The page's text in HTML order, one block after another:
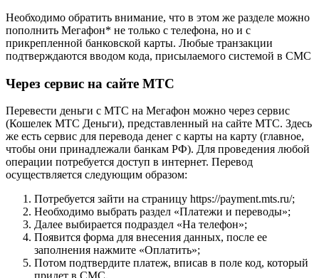
Необходимо обратить внимание, что в этом же разделе можно
пополнить Мегафон* не только с телефона, но и с
прикрепленной банковской карты. Любые транзакции
подтверждаются вводом кода, присылаемого системой в СМС
Через сервис на сайте МТС
Перевести деньги с МТС на Мегафон можно через сервис
(Кошелек МТС Деньги), представленный на сайте МТС. Здесь
же есть сервис для перевода денег с карты на карту (главное,
чтобы они принадлежали банкам РФ). Для проведения любой
операции потребуется доступ в интернет. Перевод
осуществляется следующим образом:
Потребуется зайти на страницу https://payment.mts.ru/;
Необходимо выбрать раздел «Платежи и переводы»;
Далее выбирается подраздел «На телефон»;
Появится форма для внесения данных, после ее
заполнения нажмите «Оплатить»;
Потом подтвердите платеж, вписав в поле код, который